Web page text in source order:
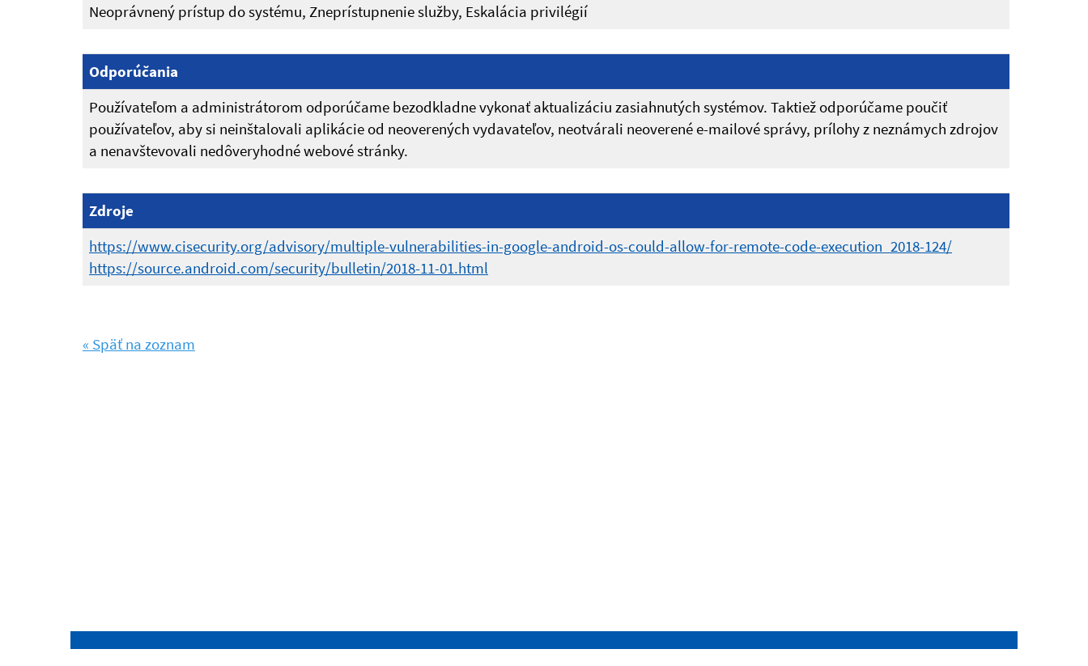
Neoprávnený prístup do systému, Zneprístupnenie služby, Eskalácia privilégií
Odporúčania
Používateľom a administrátorom odporúčame bezodkladne vykonať aktualizáciu zasiahnutých systémov. Taktiež odporúčame poučiť
používateľov, aby si neinštalovali aplikácie od neoverených vydavateľov, neotvárali neoverené e-mailové správy, prílohy z neznámych zdrojov
a nenavštevovali nedôveryhodné webové stránky.
Zdroje
https://www.cisecurity.org/advisory/multiple-vulnerabilities-in-google-android-os-could-allow-for-remote-code-execution_2018-124/
https://source.android.com/security/bulletin/2018-11-01.html
« Späť na zoznam